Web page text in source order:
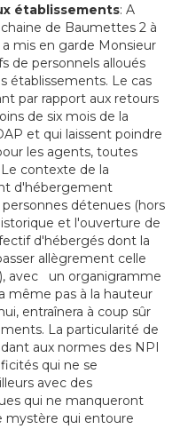
établissements: A
de Baumettes 2 à
a mis en garde Monsieur
de personnels alloués
établissements. Le cas
par rapport aux retours
de six mois de la
et qui laissent poindre
les agents, toutes
Le contexte de la
d'hébergement
détenues (hors
et l'ouverture de
d'hébergés dont la
allègrement celle
avec un organigramme
même pas à la hauteur
entraînera à coup sûr
La particularité de
aux normes des NPI
qui ne se
avec des
qui ne manqueront
mystère qui entoure